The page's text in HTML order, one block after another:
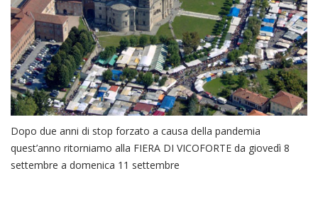
Dopo due anni di stop forzato a causa della pandemia
quest’anno ritorniamo alla FIERA DI VICOFORTE da giovedì 8
settembre a domenica 11 settembre